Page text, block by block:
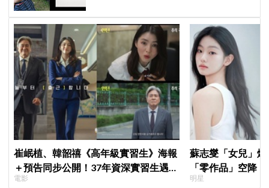
崔岷植、韓韶禧《高年級實習生》海報
＋預告同步公開！37年資深實習生遇上
美女CEO
電影
蘇志燮「女兒」
「零作品」空降
片被挖出網驚呆
明星